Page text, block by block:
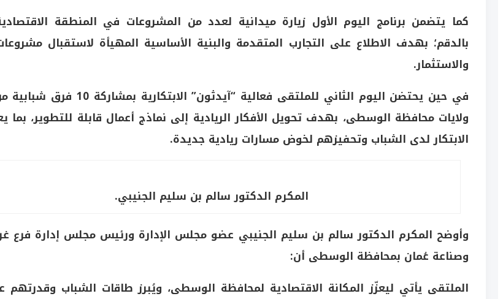
كما يتضمن برنامج اليوم الأول زيارة ميدانية لعدد من المشروعات في المنطقة
بالدقم؛ بهدف الاطلاع على التجارب المتقدمة والبنية الأساسية المهيأة لاستقبال مشروعات
والاستثمار.
في حين يحتضن اليوم الثاني للملتقى فعالية “آيدثون”
ولايات محافظة الوسطى، بهدف تحويل الأفكار الريادية إلى نماذج أعمال قابلة للتطوير، بما
الابتكار لدى الشباب وتحفيزهم لخوض مسارات ريادية جديدة.
المكرم الدكتور سالم بن سليم الجنيبي.
وأوضح المكرم الدكتور سالم بن سليم الجنيبي عضو مجلس الإدارة ورئيس مجلس إدارة فرع
وصناعة عُمان بمحافظة الوسطى أن:
الملتقى يأتي ليعزّز المكانة الاقتصادية لمحافظة الوسطى، ويُبرز طاقات الشباب وقدرتهم